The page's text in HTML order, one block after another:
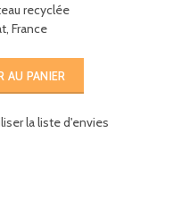
recyclée
France
AU PANIER
la liste d'envies